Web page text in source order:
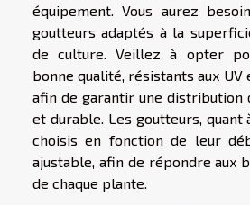
équipement. Vous aurez
goutteurs adaptés à la
de culture. Veillez à opter
bonne qualité, résistants aux UV
afin de garantir une distribution
et durable. Les goutteurs, quant
choisis en fonction de leur
ajustable, afin de répondre aux
de chaque plante.